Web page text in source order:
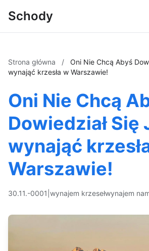
Schody
Strona główna /
Oni Nie Chcą Abyś
wynająć krzesła w Warszawie!
Oni Nie Chcą
Dowiedział Się
wynająć
Warszawie!
30.11.-0001 wynajem krzesełwynajem